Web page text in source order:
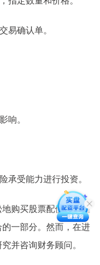
易确认单。
响。
承受能力进行投资。
购买股票配债股市里
一部分。然而，在进
并咨询财务顾问。